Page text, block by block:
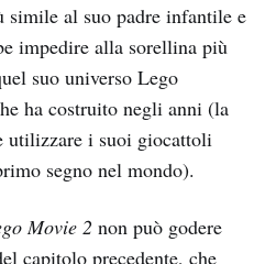
simile al suo padre infantile e
impedire alla sorellina più
suo universo Lego
ha costruito negli anni (la
utilizzare i suoi giocattoli
segno nel mondo).
Movie 2 non può godere
capitolo precedente, che